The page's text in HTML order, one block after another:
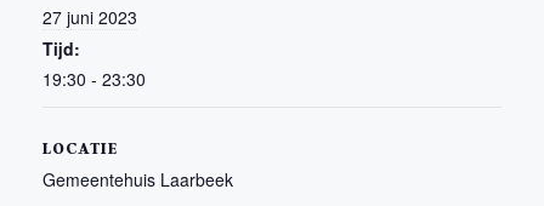
27 juni 2023
Tijd:
19:30 - 23:30
LOCATIE
Gemeentehuis Laarbeek